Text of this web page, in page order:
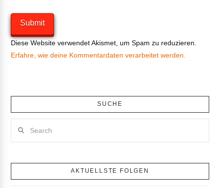
Diese Website verwendet Akismet, um Spam zu reduzieren.
Erfahre, wie deine Kommentardaten verarbeitet werden.
SUCHE
AKTUELLSTE FOLGEN